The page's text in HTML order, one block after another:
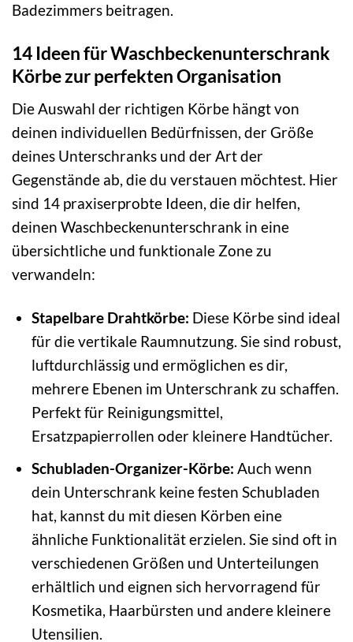
Badezimmers beitragen.
14 Ideen für Waschbeckenunterschrank
Körbe zur perfekten Organisation
Die Auswahl der richtigen Körbe hängt von
deinen individuellen Bedürfnissen, der Größe
deines Unterschranks und der Art der
Gegenstände ab, die du verstauen möchtest. Hier
sind 14 praxiserprobte Ideen, die dir helfen,
deinen Waschbeckenunterschrank in eine
übersichtliche und funktionale Zone zu
verwandeln:
Stapelbare Drahtkörbe: Diese Körbe sind ideal
für die vertikale Raumnutzung. Sie sind robust,
luftdurchlässig und ermöglichen es dir,
mehrere Ebenen im Unterschrank zu schaffen.
Perfekt für Reinigungsmittel,
Ersatzpapierrollen oder kleinere Handtücher.
Schubladen-Organizer-Körbe: Auch wenn
dein Unterschrank keine festen Schubladen
hat, kannst du mit diesen Körben eine
ähnliche Funktionalität erzielen. Sie sind oft in
verschiedenen Größen und Unterteilungen
erhältlich und eignen sich hervorragend für
Kosmetika, Haarbürsten und andere kleinere
Utensilien.